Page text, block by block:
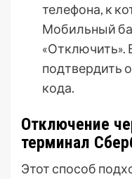
телефона, к
Мобильный
«Отключить».
подтвердить
кода.
Отключение
терминал
Этот способ